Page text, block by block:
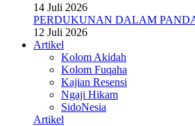
14 Juli 2026
PERDUKUNAN DALAM
12 Juli 2026
Artikel
Kolom Akidah
Kolom Fuqaha
Kajian Resensi
Ngaji Hikam
SidoNesia
Artikel